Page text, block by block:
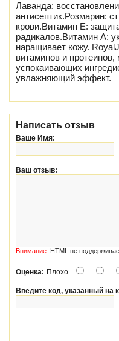
Лаванда:
антисептик.Розмарин:
крови.Витамин Е:
радикалов.Витамин A:
наращивает кожу.
витаминов и
успокаивающих
увлажняющий эффект.
Написать отзыв
Ваше Имя:
Ваш отзыв:
Внимание: HTML не
Оценка: Плохо
Введите код, указанный на